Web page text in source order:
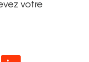
votre